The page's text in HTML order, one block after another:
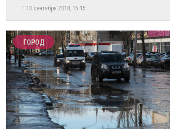
13 сентября 2018, 15:15
ГОРОД